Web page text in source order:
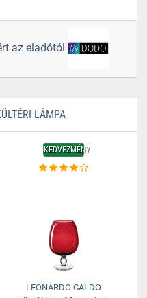
az eladótól
LÁMPA
KEDVEZMÉNY
LEONARDO CALDO